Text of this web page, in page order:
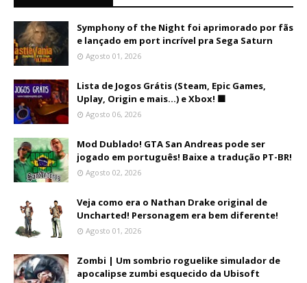
Symphony of the Night foi aprimorado por fãs
e lançado em port incrível pra Sega Saturn
Agosto 01, 2026
Lista de Jogos Grátis (Steam, Epic Games,
Uplay, Origin e mais...) e Xbox! 🟩
Agosto 06, 2026
Mod Dublado! GTA San Andreas pode ser
jogado em português! Baixe a tradução PT-BR!
Agosto 02, 2026
Veja como era o Nathan Drake original de
Uncharted! Personagem era bem diferente!
Agosto 01, 2026
Zombi | Um sombrio roguelike simulador de
apocalipse zumbi esquecido da Ubisoft